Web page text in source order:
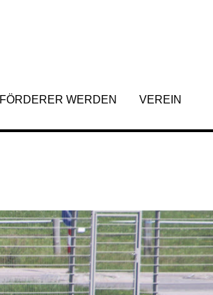
FÖRDERER WERDEN VEREIN